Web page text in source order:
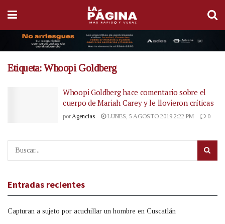
Etiqueta:Whoopi Goldberg
Whoopi Goldberg hace comentario sobre el
cuerpo de Mariah Carey y le llovieron críticas
por Agencias LUNES, 5 AGOSTO 2019 2:22 PM 0
Entradas recientes
Capturan a sujeto por acuchillar un hombre en Cuscatlán